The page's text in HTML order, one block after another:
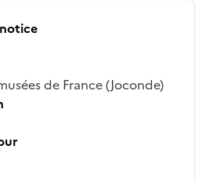
de France (Joconde)